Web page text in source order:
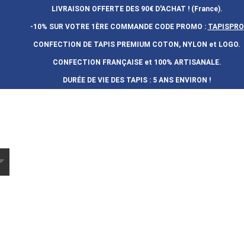
LIVRAISON OFFERTE DES 90€ D'ACHAT ! (France).
-10% SUR VOTRE 1ÈRE COMMANDECODE PROMO : TAPISPRO
CONFECTION DE TAPIS PREMIUM COTON, NYLON et LOGO.
CONFECTION FRAN ÇAISE et 100% ARTISANALE.
DURÉE DE VIE DES TAPIS : 5 ANS ENVIRON !